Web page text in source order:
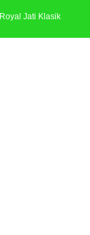
Royal Jati Klasik